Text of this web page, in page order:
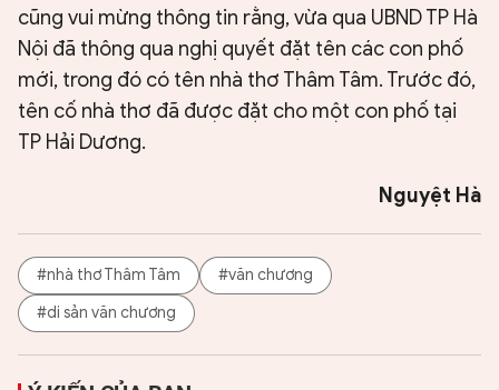
cũng vui mừng thông tin rằng, vừa qua UBND TP Hà
Nội đã thông qua nghị quyết đặt tên các con phố
mới, trong đó có tên nhà thơ Thâm Tâm. Trước đó,
tên cố nhà thơ đã được đặt cho một con phố tại
TP Hải Dương.
Nguyệt Hà
#nhà thơ Thâm Tâm
#văn chương
#di sản văn chương